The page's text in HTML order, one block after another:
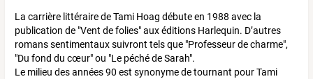
La carrière littéraire de Tami Hoag débute en 1988 avec la
publication de "Vent de folies" aux éditions Harlequin. D’autres
romans sentimentaux suivront tels que "Professeur de charme",
"Du fond du cœur" ou "Le péché de Sarah".
Le milieu des années 90 est synonyme de tournant pour Tami